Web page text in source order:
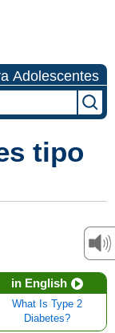
Adolescentes
tipo
in English
What Is Type 2
Diabetes?